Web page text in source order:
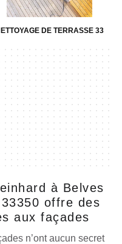
DE TERRASSE 33
à Belves
offre des
aux façades
n’ont aucun secret